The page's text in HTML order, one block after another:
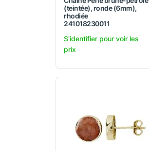
(teintée), ronde (6mm),
rhodiée
241018230011
S'identifier pour voir les
prix